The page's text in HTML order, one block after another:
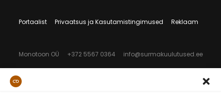
Portaalist Privaatsus ja Kasutamistingimused Reklaam
Monotoon OÜ +372 5567 0364 info@surmakuulutused.ee